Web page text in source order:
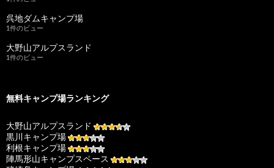
呉地ダムキャンプ場
1件のビュー
大野山アルプスランド
1件のビュー
無料キャンプ場ランキング
大野山アルプスランド
黒川キャンプ場
利根キャンプ場
陣馬形山キャンプスペース